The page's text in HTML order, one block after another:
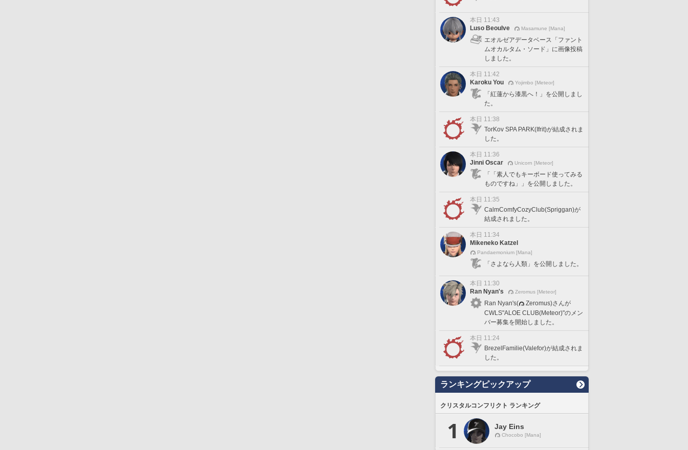
本日 11:43
Luso Beoulve
Masamune [Mana]
エオルゼアデータベース「ファント
ムオカルタム・ソード」に画像投稿
しました。
本日 11:42
Karoku You
Yojimbo [Meteor]
「紅蓮から漆黒へ！」を公開しまし
た。
本日 11:38
TorKov SPA PARK(Ifrit)が結成されま
した。
本日 11:36
Jinni Oscar
Unicorn [Meteor]
「「素人でもキーボード使ってみる
ものですね」」を公開しました。
本日 11:35
CalmComfyCozyClub(Spriggan)が
結成されました。
本日 11:34
Mikeneko Katzel
Pandaemonium [Mana]
「さよなら人類」を公開しました。
本日 11:30
Ran Nyan's
Zeromus [Meteor]
Ran Nyan's(
Zeromus)さんが
CWLS"ALOE CLUB(Meteor)"のメン
バー募集を開始しました。
本日 11:24
BrezelFamilie(Valefor)が結成されま
した。
ランキングピックアップ
クリスタルコンフリクト ランキング
1 Jay Eins
Chocobo [Mana]